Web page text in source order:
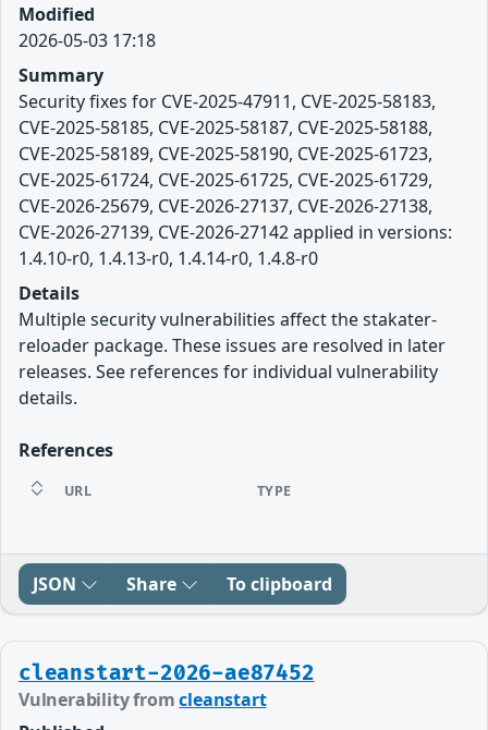
Modified
2026-05-03 17:18
Summary
Security fixes for CVE-2025-47911, CVE-2025-58183,
CVE-2025-58185, CVE-2025-58187, CVE-2025-58188,
CVE-2025-58189, CVE-2025-58190, CVE-2025-61723,
CVE-2025-61724, CVE-2025-61725, CVE-2025-61729,
CVE-2026-25679, CVE-2026-27137, CVE-2026-27138,
CVE-2026-27139, CVE-2026-27142 applied in versions:
1.4.10-r0, 1.4.13-r0, 1.4.14-r0, 1.4.8-r0
Details
Multiple security vulnerabilities affect the stakater-
reloader package. These issues are resolved in later
releases. See references for individual vulnerability
details.
References
URL TYPE
JSON Share To clipboard
cleanstart-2026-ae87452
Vulnerability fromcleanstart